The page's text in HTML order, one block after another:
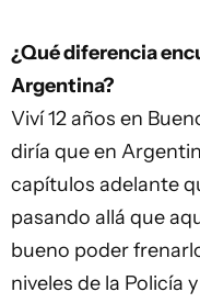
¿Qué diferencia
Argentina?
Viví 12 años en
diría que en
capítulos adelante
pasando allá que
bueno poder
niveles de la Policía